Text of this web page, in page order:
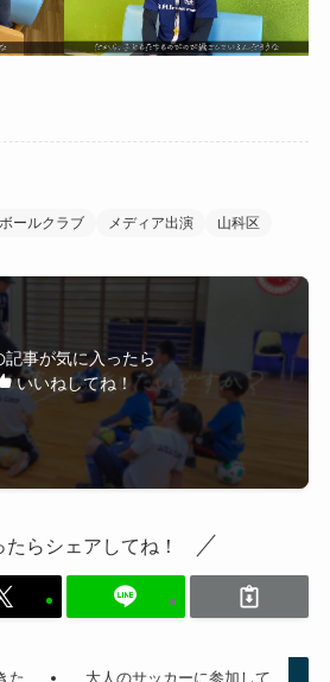
ールクラブ メディア出演 山科区
記事が気に入ったら
いいねしてね！
たらシェアしてね！
た 大人のサッカーに参加して